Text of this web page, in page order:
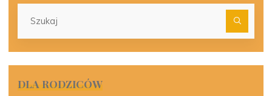
DLA RODZICÓW